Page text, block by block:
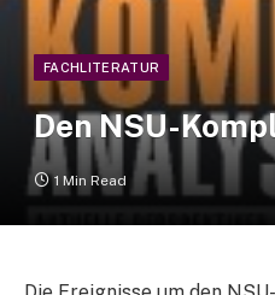
FACHLITERATUR
Den NSU-
1 Min Read